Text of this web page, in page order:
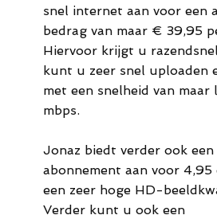
snel internet aan voor een
bedrag van maar € 39,95
Hiervoor krijgt u
kunt u zeer snel uploaden
met een snelheid van
mbps.
Jonaz biedt verder ook
abonnement aan voor
een zeer hoge HD-
Verder kunt u ook een